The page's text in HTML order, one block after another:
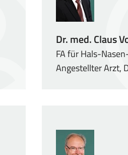
Dr. med. Claus
FA für Hals-
Angestellter Arzt,